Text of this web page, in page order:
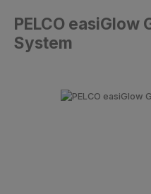
PELCO
System
Bildergalerie überspringen